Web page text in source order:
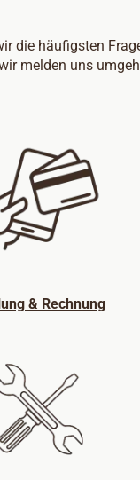
die häufigsten
melden uns
& Rechnung